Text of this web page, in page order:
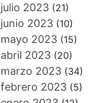
julio 2023(21)
junio 2023(10)
mayo 2023(15)
abril 2023(20)
marzo 2023(34)
febrero 2023(5)